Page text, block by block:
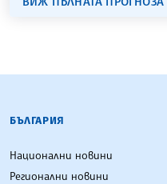
БЪЛГАРСКА
БЪЛГАРИЯ
Национални новини
Регионални новини